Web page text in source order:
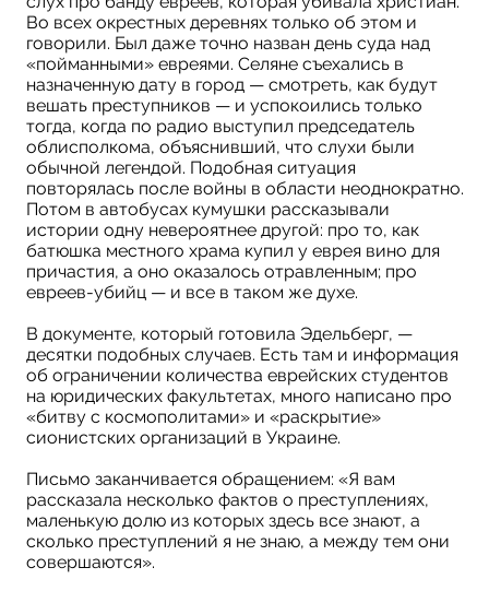
Во всех окрестных деревнях только об этом и
говорили. Был даже точно назван день суда над
«пойманными» евреями. Селяне съехались в
назначенную дату в город — смотреть, как будут
вешать преступников — и успокоились только
тогда, когда по радио выступил председатель
облисполкома, объяснивший, что слухи были
обычной легендой. Подобная ситуация
повторялась после войны в области неоднократно.
Потом в автобусах кумушки рассказывали
истории одну невероятнее другой: про то, как
батюшка местного храма купил у еврея вино для
причастия, а оно оказалось отравленным; про
евреев-убийц — и все в таком же духе.
В документе, который готовила Эдельберг, —
десятки подобных случаев. Есть там и информация
об ограничении количества еврейских студентов
на юридических факультетах, много написано про
«битву с космополитами» и «раскрытие»
сионистских организаций в Украине.
Письмо заканчивается обращением: «Я вам
рассказала несколько фактов о преступлениях,
маленькую долю из которых здесь все знают, а
сколько преступлений я не знаю, а между тем они
совершаются».